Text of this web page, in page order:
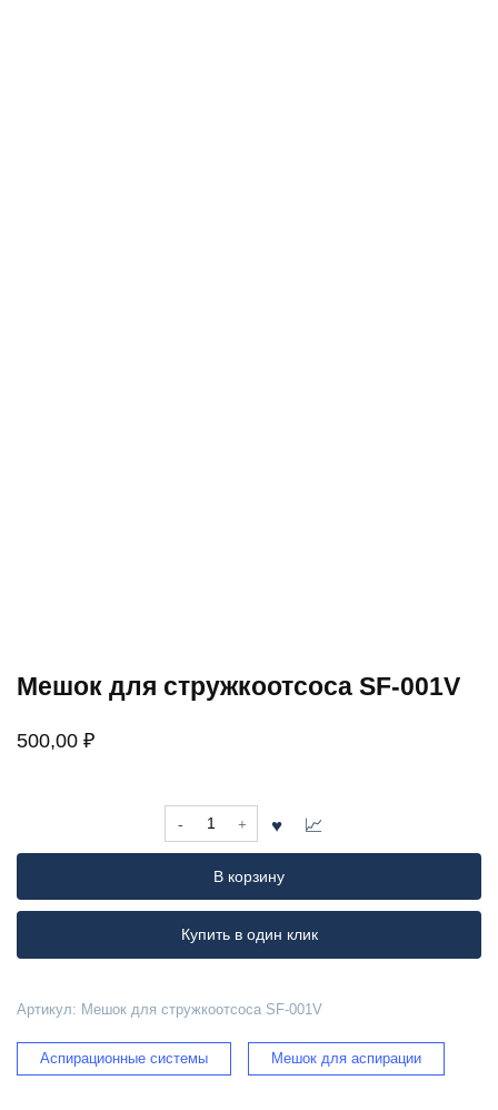
Мешок для стружкоотсоса SF-001V
500,00 ₽
Количество
товара
стружкоотсоса
SF-
001V
В корзину
Купить в один клик
Артикул: Мешок для стружкоотсоса SF-001V
Аспирационные системы Мешок для аспирации